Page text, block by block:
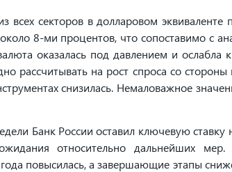
всех секторов в долларовом
около 8-ми процентов, что сопоставимо с
оказалась под давлением и
рассчитывать на рост спроса со
снизилась. Немаловажное
Банк России оставил ключевую
относительно дальнейших
повысилась, а завершающие этапы